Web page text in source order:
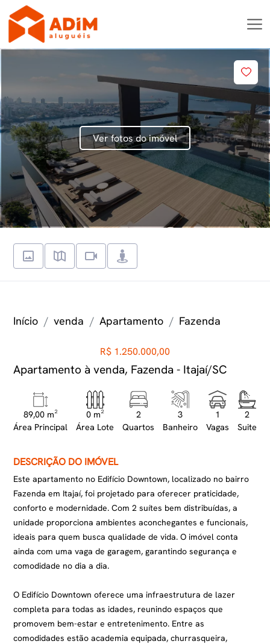
Ver fotos do imóvel
Início venda Apartamento Fazenda
R$ 1.250.000,00
Apartamento à venda, Fazenda - Itajaí/SC
89,00 m²
Área Principal
0 m²
Área Lote
2
Quartos
3
Banheiro
1
Vagas
2
Suite
DESCRIÇÃO DO IMÓVEL
Este apartamento no Edifício Downtown, localizado no bairro
Fazenda em Itajaí, foi projetado para oferecer praticidade,
conforto e modernidade. Com 2 suítes bem distribuídas, a
unidade proporciona ambientes aconchegantes e funcionais,
ideais para quem busca qualidade de vida. O imóvel conta
ainda com uma vaga de garagem, garantindo segurança e
comodidade no dia a dia.
O Edifício Downtown oferece uma infraestrutura de lazer
completa para todas as idades, reunindo espaços que
promovem bem-estar e entretenimento. Entre as
comodidades estão academia equipada, churrasqueira,